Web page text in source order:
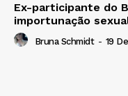
Ex-participante do
importunação
Bruna Schmidt - 19